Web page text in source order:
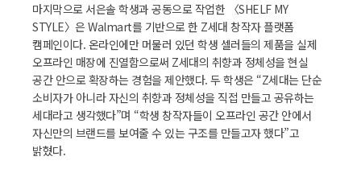
마지막으로 서은솔 학생과 공동으로 작업한 〈SHELF MY
STYLE〉은 Walmart를 기반으로 한 Z세대 창작자 플랫폼
캠페인이다. 온라인에만 머물러 있던 학생 셀러들의 제품을 실제
오프라인 매장에 진열함으로써 Z세대의 취향과 정체성을 현실
공간 안으로 확장하는 경험을 제안했다. 두 학생은 “Z세대는 단순
소비자가 아니라 자신의 취향과 정체성을 직접 만들고 공유하는
세대라고 생각했다”며 “학생 창작자들이 오프라인 공간 안에서
자신만의 브랜드를 보여줄 수 있는 구조를 만들고자 했다”고
밝혔다.